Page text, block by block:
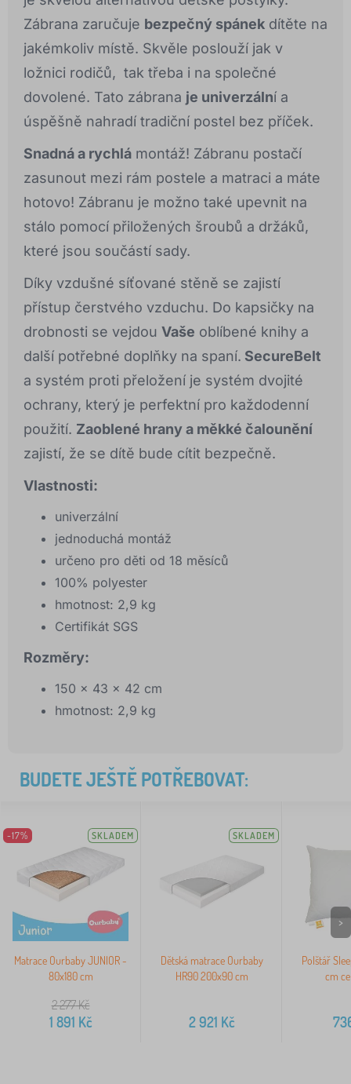
Zábrana zaručuje bezpečný spánek dítěte na
jakémkoliv místě. Skvěle poslouží jak v
ložnici rodičů, tak třeba i na společné
dovolené. Tato zábrana je univerzální a
úspěšně nahradí tradiční postel bez příček.
Snadná a rychlá montáž! Zábranu postačí
zasunout mezi rám postele a matraci a máte
hotovo! Zábranu je možno také upevnit na
stálo pomocí přiložených šroubů a držáků,
které jsou součástí sady.
Díky vzdušné síťované stěně se zajistí
přístup čerstvého vzduchu. Do kapsičky na
drobnosti se vejdou Vaše oblíbené knihy a
další potřebné doplňky na spaní. SecureBelt
a systém proti přeložení je systém dvojité
ochrany, který je perfektní pro každodenní
použití. Zaoblené hrany a měkké čalounění
zajistí, že se dítě bude cítit bezpečně.
Vlastnosti:
univerzální
jednoduchá montáž
určeno pro děti od 18 měsíců
100% polyester
hmotnost: 2,9 kg
Certifikát SGS
Rozměry:
150 x 43 x 42 cm
hmotnost: 2,9 kg
BUDETE JEŠTĚ POTŘEBOVAT:
-17% SKLADEM
Matrace Ourbaby JUNIOR -
80x180 cm
2 277Kč
1 891 Kč
SKLADEM
Dětská matrace Ourbaby
HR90 200x90 cm
2 921 Kč
Polštář
cm
>